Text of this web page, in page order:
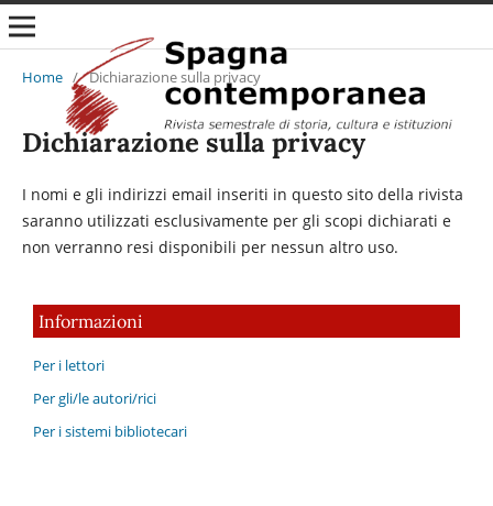
Home / Dichiarazione sulla privacy
Dichiarazione sulla privacy
I nomi e gli indirizzi email inseriti in questo sito della rivista
saranno utilizzati esclusivamente per gli scopi dichiarati e
non verranno resi disponibili per nessun altro uso.
Informazioni
Per i lettori
Per gli/le autori/rici
Per i sistemi bibliotecari